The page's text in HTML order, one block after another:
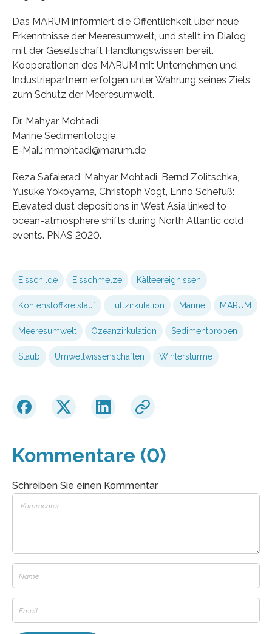
Das MARUM informiert die Öffentlichkeit über neue
Erkenntnisse der Meeresumwelt, und stellt im Dialog
mit der Gesellschaft Handlungswissen bereit.
Kooperationen des MARUM mit Unternehmen und
Industriepartnern erfolgen unter Wahrung seines Ziels
zum Schutz der Meeresumwelt.
Dr. Mahyar Mohtadi
Marine Sedimentologie
E-Mail: mmohtadi@marum.de
Reza Safaierad, Mahyar Mohtadi, Bernd Zolitschka,
Yusuke Yokoyama, Christoph Vogt, Enno Schefuß:
Elevated dust depositions in West Asia linked to
ocean-atmosphere shifts during North Atlantic cold
events. PNAS 2020.
Eisschilde Eisschmelze Kälteereignissen
Kohlenstoffkreislauf Luftzirkulation Marine MARUM
Meeresumwelt Ozeanzirkulation Sedimentproben
Staub Umweltwissenschaften Winterstürme
Kommentare (0)
Schreiben Sie einen Kommentar